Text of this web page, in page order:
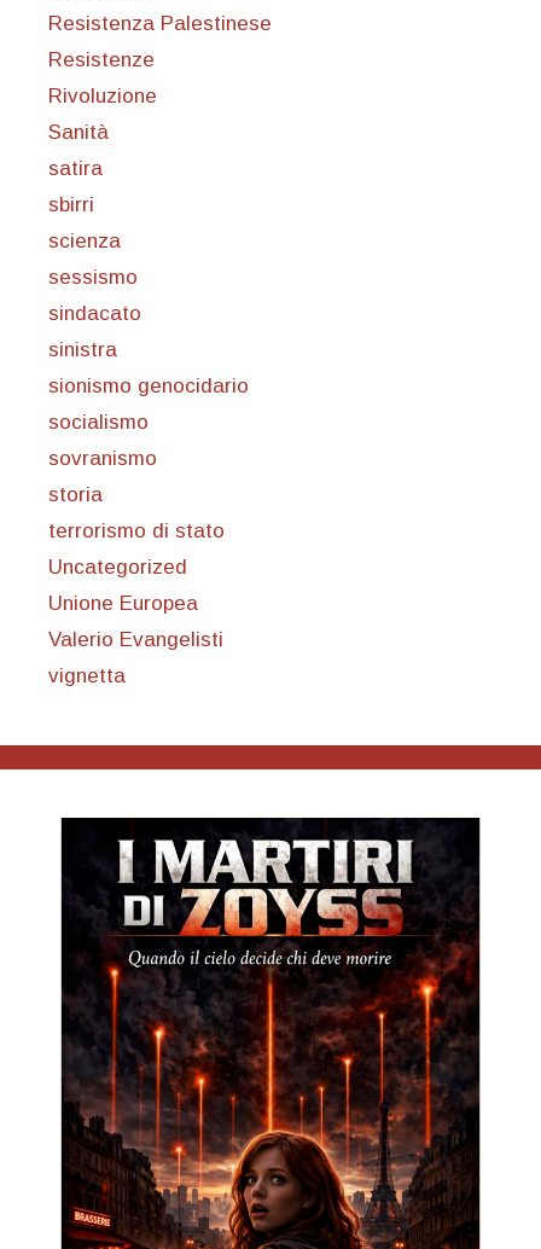
Resistenza Palestinese
Resistenze
Rivoluzione
Sanità
satira
sbirri
scienza
sessismo
sindacato
sinistra
sionismo genocidario
socialismo
sovranismo
storia
terrorismo di stato
Uncategorized
Unione Europea
Valerio Evangelisti
vignetta